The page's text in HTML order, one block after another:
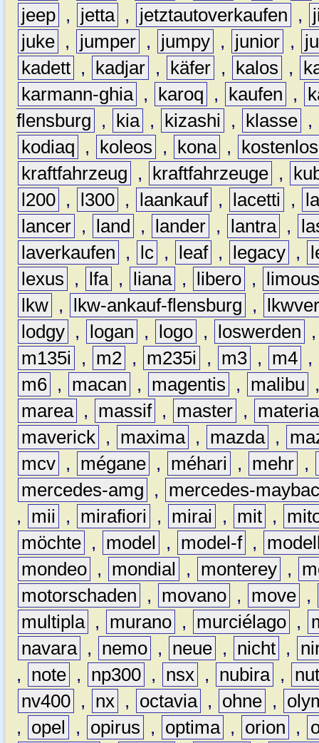
jeep , jetta , jetztautoverkaufen ,
juke , jumper , jumpy , junior ,
kadett , kadjar , käfer , kalos ,
karmann-ghia , karoq , kaufen ,
flensburg
, kia , kizashi , klasse ,
kodiaq
, koleos , kona ,
kostenlos
kraftfahrzeug
, kraftfahrzeuge ,
l200 , l300 , laankauf , lacetti ,
lancer , land , lander , lantra ,
laverkaufen
, lc , leaf , legacy ,
lexus
, lfa , liana , libero ,
lkw , lkw-ankauf-flensburg ,
lodgy , logan , logo , loswerden
m135i
, m2 , m235i , m3 , m4 ,
m6 , macan , magentis , malibu
marea , massif , master ,
materia
maverick , maxima , mazda ,
mcv , mégane , méhari , mehr ,
mercedes-amg
,
mercedes-
,
mii , mirafiori , mirai , mit ,
möchte , model , model-f ,
mondeo , mondial , monterey ,
motorschaden
, movano , move ,
multipla , murano , murciélago ,
navara , nemo , neue , nicht ,
,
note , np300 , nsx , nubira ,
nv400 , nx , octavia , ohne ,
,
opel , opirus , optima , orion ,